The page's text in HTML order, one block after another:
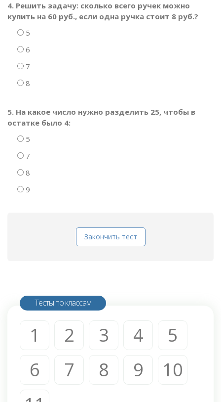
4. Решить задачу: сколько всего ручек можно
купить на 60 руб., если одна ручка стоит 8 руб.?
5
6
7
8
5. На какое число нужно разделить 25, чтобы в
остатке было 4:
5
7
8
9
Закончить тест
Тесты по классам
1 2 3 4
5
6
7 8 9
10